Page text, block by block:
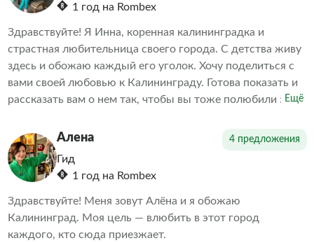
1 год на Rombex
Здравствуйте! Я Инна, коренная калининградка и
страстная любительница своего города. С детства живу
здесь и обожаю каждый его уголок. Хочу поделиться с
вами своей любовью к Калининграду. Готова показать и
рассказать вам о нем так, чтобы вы тоже полюбили этот
Ещё
Алена 4 предложения
Гид
1 год на Rombex
Здравствуйте! Меня зовут Алёна и я обожаю
Калининград. Моя цель — влюбить в этот город
каждого, кто сюда приезжает.